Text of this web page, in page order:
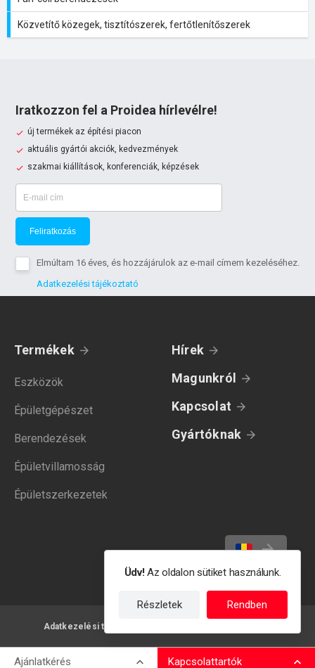
Közvetítő közegek, tisztítószerek, fertőtlenítőszerek
Iratkozzon fel a Proidea hírlevélre!
új termékek az építési piacon
aktuális gyártói akciók, kedvezmények
szakmai kiállítások, konferenciák, képzések
Feliratkozás
Elmúltam 16 éves, és hozzájárulok az e-mail címem kezeléséhez.
Adatkezelési tájékoztató
Termékek
Eszközök
Épületgépészet
Berendezések
Épületvillamosság
Épületszerkezetek
Hírek
Magunkról
Kapcsolat
Gyártóknak
Adatkezelési tájékoztató
Ajánlatkérés Kapcsolattartók
Üdv!Az oldalon sütiket használunk.
Részletek Rendben